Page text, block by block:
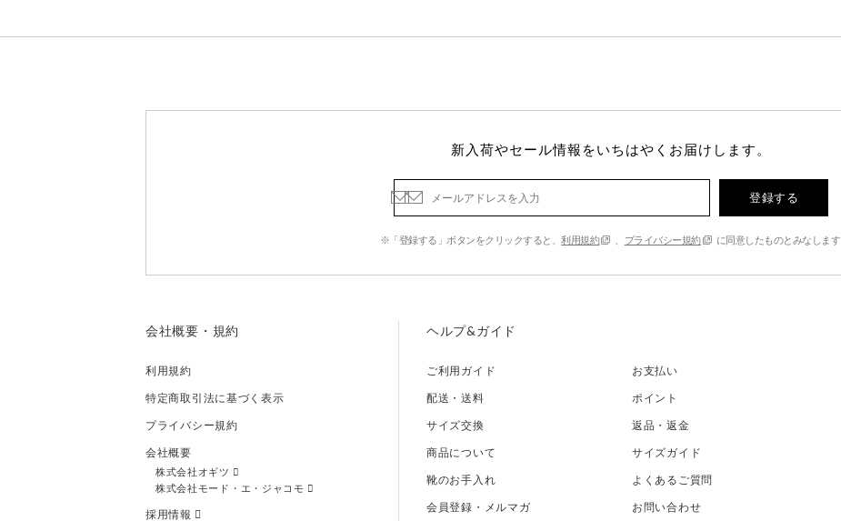
新入荷やセール情報をいちはやくお届けします。
登録する
※「登録する」ボタンをクリックすると、利用規約 プライバシー規約 に同意したものとみなします
会社概要・規約
利用規約
特定商取引法に基づく表示
プライバシー規約
会社概要
株式会社オギツ
株式会社モード・エ・ジャコモ
採用情報
ヘルプ&ガイド
ご利用ガイド
お支払い
配送・送料
ポイント
サイズ交換
返品・返金
商品について
サイズガイド
靴のお手入れ
よくあるご質問
会員登録・メルマガ
お問い合わせ